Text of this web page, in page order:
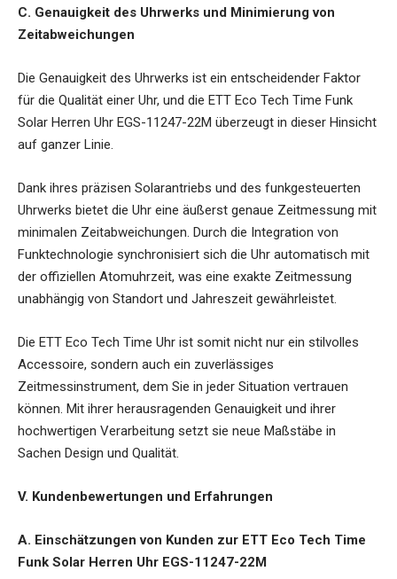
C. Genauigkeit des Uhrwerks und Minimierung von
Zeitabweichungen
Die Genauigkeit des Uhrwerks ist ein entscheidender Faktor
für die Qualität einer Uhr, und die ETT Eco Tech Time Funk
Solar Herren Uhr EGS-11247-22M überzeugt in dieser Hinsicht
auf ganzer Linie.
Dank ihres präzisen Solarantriebs und des funkgesteuerten
Uhrwerks bietet die Uhr eine äußerst genaue Zeitmessung mit
minimalen Zeitabweichungen. Durch die Integration von
Funktechnologie synchronisiert sich die Uhr automatisch mit
der offiziellen Atomuhrzeit, was eine exakte Zeitmessung
unabhängig von Standort und Jahreszeit gewährleistet.
Die ETT Eco Tech Time Uhr ist somit nicht nur ein stilvolles
Accessoire, sondern auch ein zuverlässiges
Zeitmessinstrument, dem Sie in jeder Situation vertrauen
können. Mit ihrer herausragenden Genauigkeit und ihrer
hochwertigen Verarbeitung setzt sie neue Maßstäbe in
Sachen Design und Qualität.
V. Kundenbewertungen und Erfahrungen
A. Einschätzungen von Kunden zur ETT Eco Tech Time
Funk Solar Herren Uhr EGS-11247-22M